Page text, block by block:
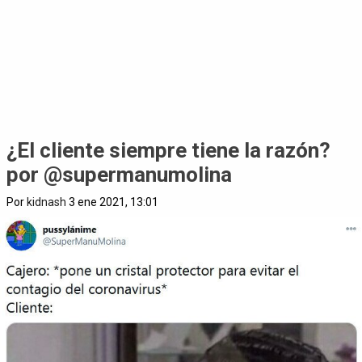
¿El cliente siempre tiene la razón?
por @supermanumolina
Por kidnash 3 ene 2021, 13:01